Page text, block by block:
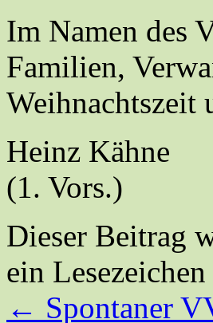
Im Namen des
Familien,
Weihnachtszeit
Heinz Kähne
(1. Vors.)
Dieser Beitrag
ein
← Spontaner